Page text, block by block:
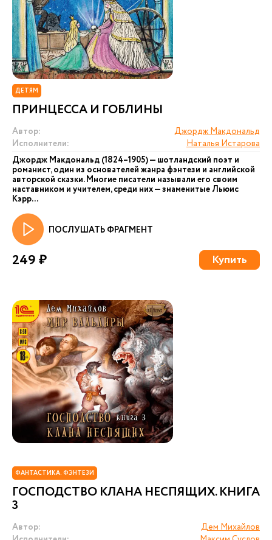
ДЕТЯМ
ПРИНЦЕССА И ГОБЛИНЫ
Автор:
Джордж Макдональд
Исполнители:
Наталья Истарова
Джордж Макдональд (1824–1905) — шотландский поэт и
романист, один из основателей жанра фэнтези и английской
авторской сказки. Многие писатели называли его своим
наставником и учителем, среди них — знаменитые Льюис
Кэрр...
ПОСЛУШАТЬ ФРАГМЕНТ
249 ₽ Купить
ФАНТАСТИКА. ФЭНТЕЗИ
ГОСПОДСТВО КЛАНА НЕСПЯЩИХ. КНИГА
3
Автор:
Дем Михайлов